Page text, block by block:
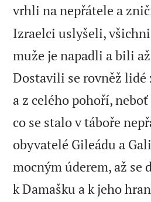
vrhli na nepřátele a
Izraelci uslyšeli,
muže je napadli a bili
Dostavili se rovněž lidé
a z celého pohoří,
co se stalo v táboře
obyvatelé Gileádu a
mocným úderem, až se
k Damašku a k jeho